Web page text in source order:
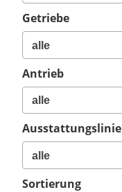
Getriebe
Antrieb
Ausstattungslinie
Sortierung